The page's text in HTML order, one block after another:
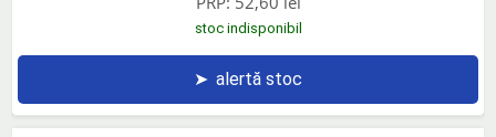
stoc indisponibil
➤ alertă stoc